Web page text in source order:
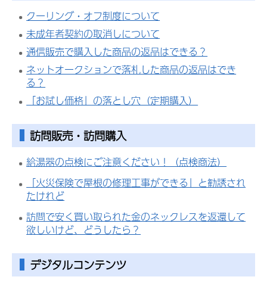
クーリング・オフ制度について
未成年者契約の取消しについて
通信販売で購入した商品の返品はできる？
ネットオークションで落札した商品の返品はでき
る？
「お試し価格」の落とし穴（定期購入）
訪問販売・訪問購入
給湯器の点検にご注意ください！（点検商法）
「火災保険で屋根の修理工事ができる」と勧誘され
たけれど
訪問で安く買い取られた金のネックレスを返還して
欲しいけど、どうしたら？
デジタルコンテンツ